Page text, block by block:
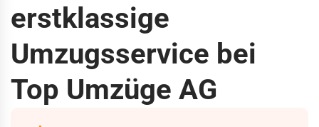
erstklassige
Umzugsservice bei
Top Umzüge AG